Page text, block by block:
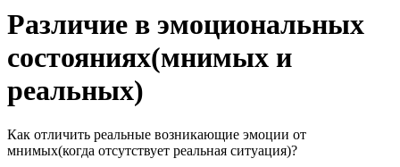
Различие в эмоциональных
состояниях(мнимых и
реальных)
Как отличить реальные возникающие эмоции от
мнимых(когда отсутствует реальная ситуация)?